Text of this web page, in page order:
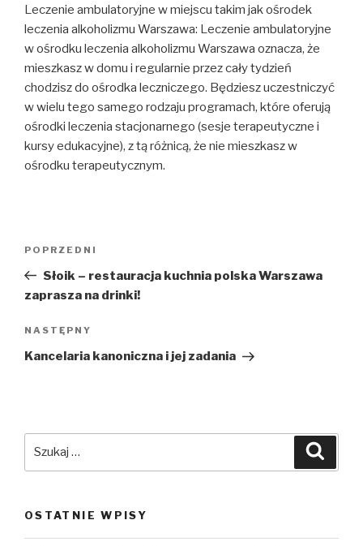
Leczenie ambulatoryjne w miejscu takim jak ośrodek
leczenia alkoholizmu Warszawa: Leczenie ambulatoryjne
w ośrodku leczenia alkoholizmu Warszawa oznacza, że
mieszkasz w domu i regularnie przez cały tydzień
chodzisz do ośrodka leczniczego. Będziesz uczestniczyć
w wielu tego samego rodzaju programach, które oferują
ośrodki leczenia stacjonarnego (sesje terapeutyczne i
kursy edukacyjne), z tą różnicą, że nie mieszkasz w
ośrodku terapeutycznym.
Poprzedni
wpis
POPRZEDNI
Słoik – restauracja kuchnia polska Warszawa
zaprasza na drinki!
Następny
wpis
NASTĘPNY
Kancelaria kanoniczna i jej zadania
OSTATNIE WPISY